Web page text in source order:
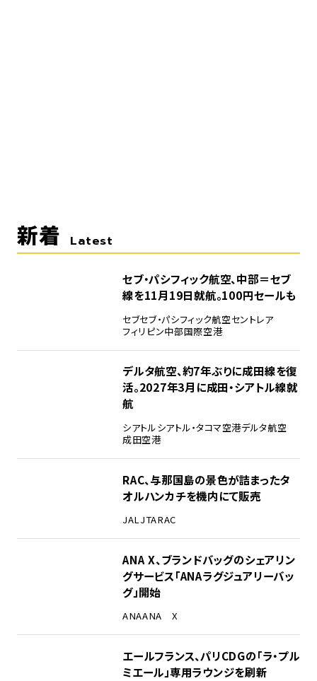
新着 Latest
セブ・パシフィック航空、中部＝セブ
線を11月19日就航。100円セールも
セブセブ・パシフィック航空セントレア
フィリピン中部国際空港
デルタ航空、約7年ぶりに成田線を復
活。2027年3月に成田・シアトル線就
航
シアトルシアトル・タコマ空港デルタ航空
成田空港
RAC、与那国島の景色が詰まったタ
オルハンカチを機内にて販売
JALJTARAC
ANA X、ブランドバッグのシェアリン
グサービス「ANAラグジュアリーバッ
グ」開始
ANAANA X
エールフランス、パリCDGの「ラ・プル
ミエール」専用ラウンジを刷新